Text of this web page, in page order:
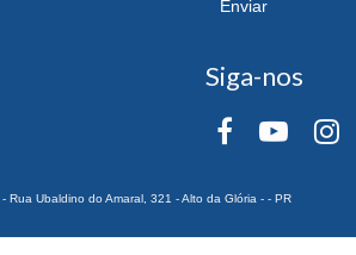
Enviar
Siga-nos
Rua Ubaldino do Amaral, 321 - Alto da Glória - - PR